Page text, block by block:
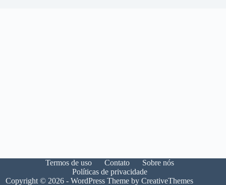
Termos de uso Contato
Sobre nós
Políticas de privacidade
Copyright © 2026 - WordPress Theme byCreativeThemes